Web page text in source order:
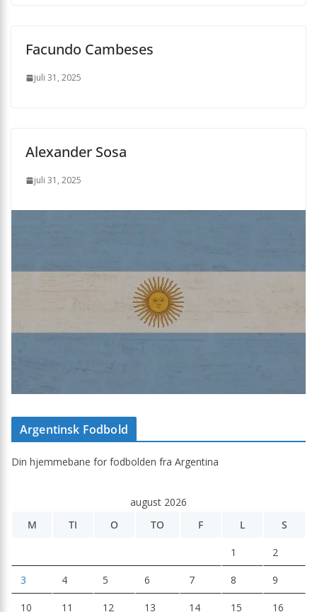
Facundo Cambeses
juli 31, 2025
Alexander Sosa
juli 31, 2025
Argentinsk Fodbold
Din hjemmebane for fodbolden fra Argentina
august 2026
M
TI O TO F L S
1 2
3 4 5 6 7 8 9
10 11 12 13 14 15 16